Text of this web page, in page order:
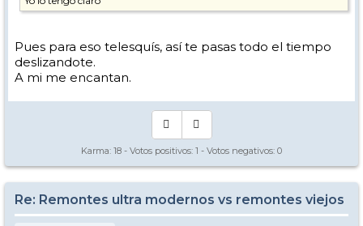
Pues para eso telesquís, así te pasas todo el tiempo
deslizandote.
A mi me encantan.
Karma: 18 - Votos positivos: 1 - Votos negativos: 0
Re: Remontes ultra modernos vs remontes viejos